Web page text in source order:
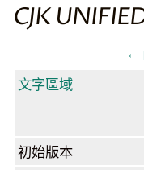
CJK
←
文字區域
初始版本